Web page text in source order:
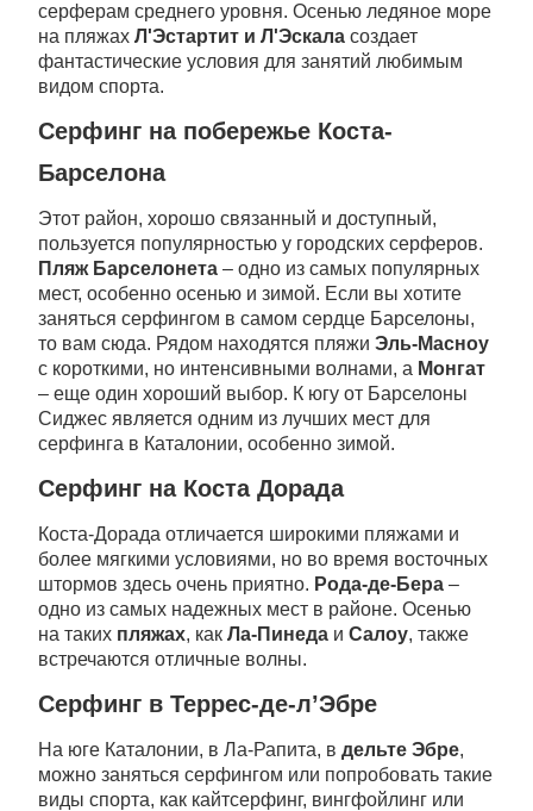
серферам среднего уровня. Осенью ледяное море
на пляжах Л'Эстартит и Л'Эскала создает
фантастические условия для занятий любимым
видом спорта.
Серфинг на побережье Коста-
Барселона
Этот район, хорошо связанный и доступный,
пользуется популярностью у городских серферов.
Пляж Барселонета – одно из самых популярных
мест, особенно осенью и зимой. Если вы хотите
заняться серфингом в самом сердце Барселоны,
то вам сюда. Рядом находятся пляжи Эль-Масноу
с короткими, но интенсивными волнами, а Монгат
– еще один хороший выбор. К югу от Барселоны
Сиджес является одним из лучших мест для
серфинга в Каталонии, особенно зимой.
Серфинг на Коста Дорада
Коста-Дорада отличается широкими пляжами и
более мягкими условиями, но во время восточных
штормов здесь очень приятно. Рода-де-Бера –
одно из самых надежных мест в районе. Осенью
на таких пляжах, как Ла-Пинеда и Салоу, также
встречаются отличные волны.
Серфинг в Террес-де-л’Эбре
На юге Каталонии, в Ла-Рапита, в дельте Эбре,
можно заняться серфингом или попробовать такие
виды спорта, как кайтсерфинг, вингфойлинг или